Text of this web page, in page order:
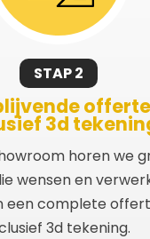
STAP 2
3d
horen we
wensen en
een complete
3d tekening.